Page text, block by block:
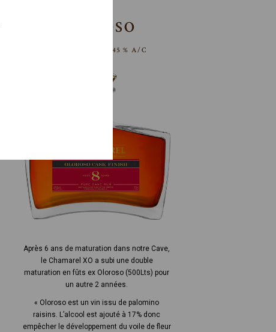
OLOROSO
ÂGÉ DE 8 ANS – 45 % A/C
Après 6 ans de maturation dans notre Cave,
le Chamarel XO a subi une double
maturation en fûts ex Oloroso (500Lts) pour
un autre 2 années.
« Oloroso est un vin issu de palomino
raisins. L’alcool est ajouté à 17% donc
empêcher le développement du voile de fleur